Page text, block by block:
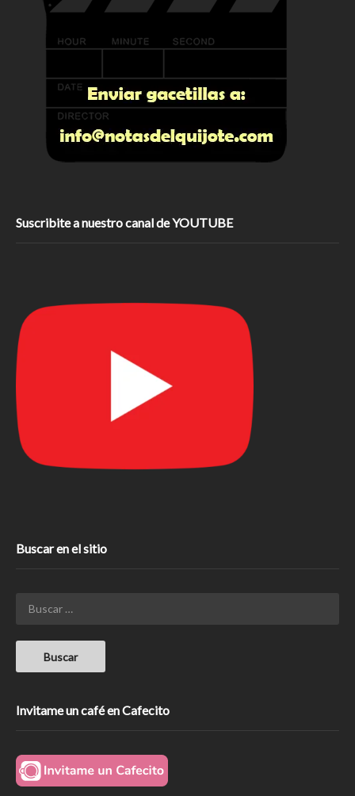
Suscribite a nuestro canal de YOUTUBE
Buscar en el sitio
Invitame un café en Cafecito